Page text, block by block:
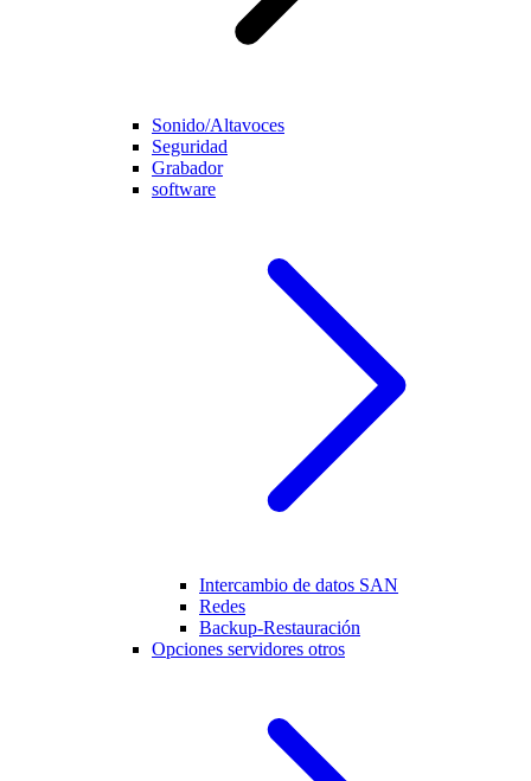
Sonido/Altavoces
Seguridad
Grabador
software
Intercambio de datos SAN
Redes
Backup-Restauración
Opciones servidores otros